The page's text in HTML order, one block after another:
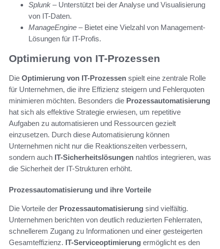
Splunk – Unterstützt bei der Analyse und Visualisierung
von IT-Daten.
ManageEngine – Bietet eine Vielzahl von Management-
Lösungen für IT-Profis.
Optimierung von IT-Prozessen
Die Optimierung von IT-Prozessen spielt eine zentrale Rolle
für Unternehmen, die ihre Effizienz steigern und Fehlerquoten
minimieren möchten. Besonders die Prozessautomatisierung
hat sich als effektive Strategie erwiesen, um repetitive
Aufgaben zu automatisieren und Ressourcen gezielt
einzusetzen. Durch diese Automatisierung können
Unternehmen nicht nur die Reaktionszeiten verbessern,
sondern auch IT-Sicherheitslösungen nahtlos integrieren, was
die Sicherheit der IT-Strukturen erhöht.
Prozessautomatisierung und ihre Vorteile
Die Vorteile der Prozessautomatisierung sind vielfältig.
Unternehmen berichten von deutlich reduzierten Fehlerraten,
schnellerem Zugang zu Informationen und einer gesteigerten
Gesamteffizienz. IT-Serviceoptimierung ermöglicht es den